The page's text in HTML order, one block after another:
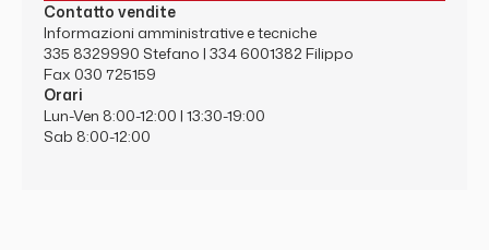
Contatto vendite
Informazioni amministrative e tecniche
335 8329990 Stefano | 334 6001382 Filippo
Fax 030 725159
Orari
Lun-Ven 8:00-12:00 | 13:30-19:00
Sab 8:00-12:00